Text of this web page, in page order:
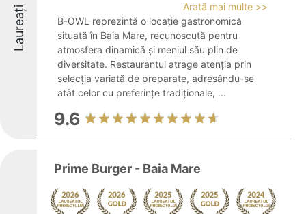
Laureați
Arată mai multe >>
B-OWL reprezintă o locație gastronomică
situată în Baia Mare, recunoscută pentru
atmosfera dinamică și meniul său plin de
diversitate. Restaurantul atrage atenția prin
selecția variată de preparate, adresându-se
atât celor cu preferințe tradiționale, ...
9.6
Prime Burger - Baia Mare